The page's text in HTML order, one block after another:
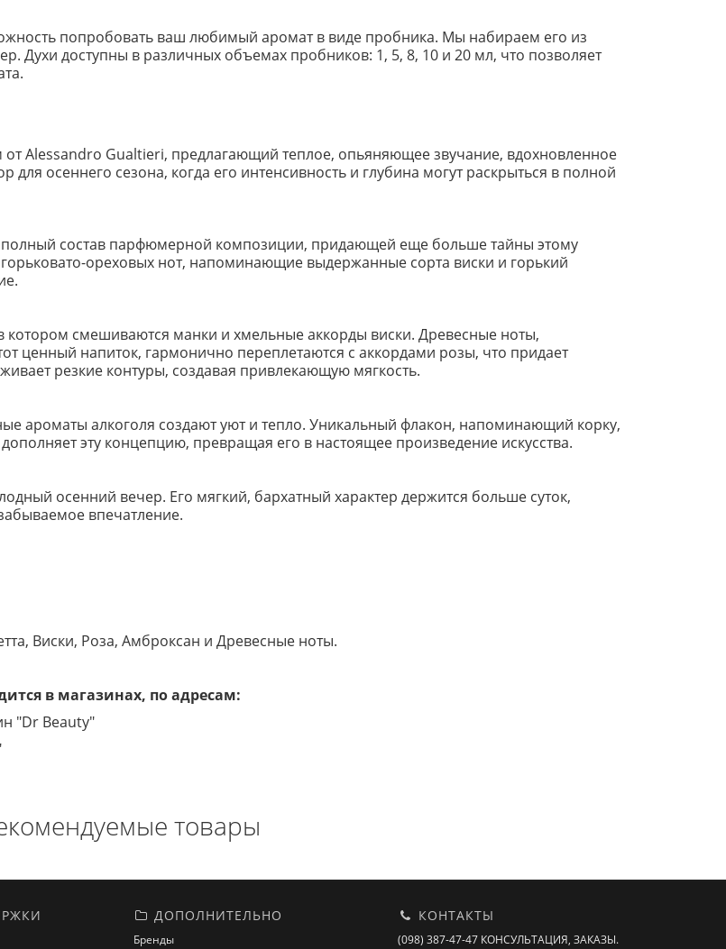
попробовать ваш любимый аромат в виде пробника. Мы набираем его из
Духи доступны в различных объемах пробников: 1, 5, 8, 10 и 20 мл, что позволяет
Alessandro Gualtieri, предлагающий теплое, опьяняющее звучание, вдохновленное
осеннего сезона, когда его интенсивность и глубина могут раскрыться в полной
полный состав парфюмерной композиции, придающей еще больше тайны этому
ореховых нот, напоминающие выдержанные сорта виски и горький
смешиваются манки и хмельные аккорды виски. Древесные ноты,
ценный напиток, гармонично переплетаются с аккордами розы, что придает
резкие контуры, создавая привлекающую мягкость.
ароматы алкоголя создают уют и тепло. Уникальный флакон, напоминающий корку,
эту концепцию, превращая его в настоящее произведение искусства.
осенний вечер. Его мягкий, бархатный характер держится больше суток,
впечатление.
Виски, Роза, Амброксан и Древесные ноты.
в магазинах, по адресам:
"Dr Beauty"
товары
ДОПОЛНИТЕЛЬНО
Бренды
КОНТАКТЫ
(098) 387-47-47 КОНСУЛЬТАЦИЯ, ЗАКАЗЫ.